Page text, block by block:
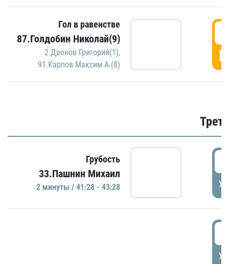
Гол в равенстве
87.Голдобин Николай(9)
2.Дронов Григорий(1),
91.Карпов Максим А.(8)
Грубость
33.Пашнин Михаил
2 минуты / 41:28 - 43:28